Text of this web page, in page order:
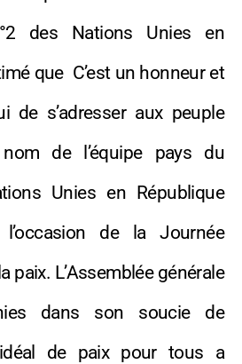
des Nations Unies en
que C’est un honneur et
de s’adresser aux peuple
de l’équipe pays du
Unies en République
l’occasion de la Journée
paix. L’Assemblée générale
dans son soucie de
idéal de paix pour tous a